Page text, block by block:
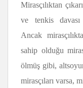
Mirasçılıktan
ve tenkis davası
Ancak
sahip olduğu
ölmüş gibi,
mirasçıları varsa,